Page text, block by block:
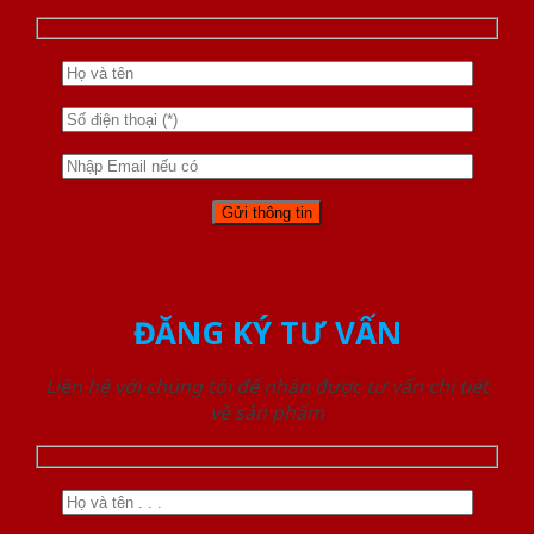
ĐĂNG KÝ TƯ VẤN
Liên hệ với chúng tôi để nhận được tư vấn chi tiết
về sản phẩm